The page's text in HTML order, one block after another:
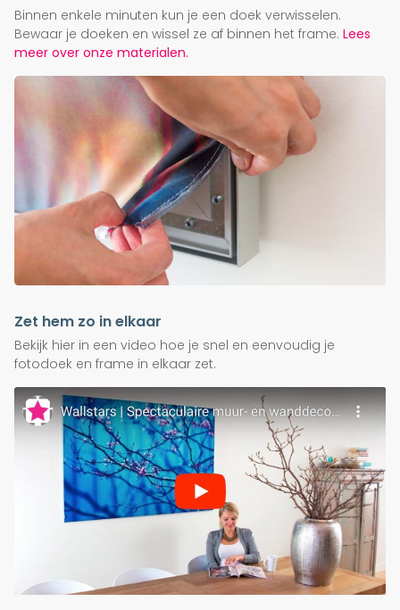
Binnen enkele minuten kun je een doek verwisselen.
Bewaar je doeken en wissel ze af binnen het frame. Lees
meer over onze materialen.
Zet hem zo in elkaar
Bekijk hier in een video hoe je snel en eenvoudig je
fotodoek en frame in elkaar zet.